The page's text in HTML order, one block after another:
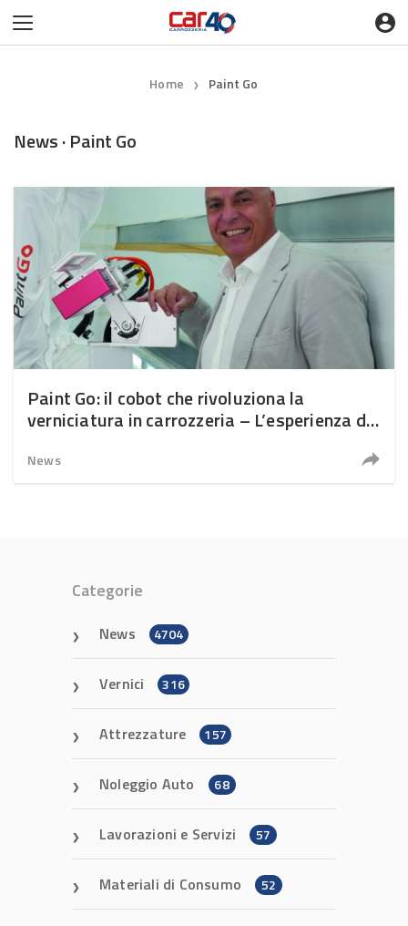
Home ❯ Paint Go
News · Paint Go
Paint Go: il cobot che rivoluziona la
verniciatura in carrozzeria – L’esperienza di
News
Categorie
News 4704
Vernici 316
Attrezzature 157
Noleggio Auto 68
Lavorazioni e Servizi 57
Materiali di Consumo 52